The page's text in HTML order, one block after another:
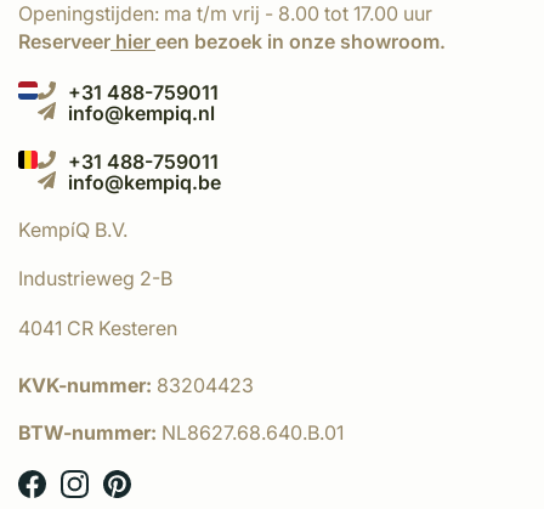
Openingstijden: ma t/m vrij - 8.00 tot 17.00 uur
Reserveer hier een bezoek in onze showroom.
+31 488-759011
info@kempiq.nl
+31 488-759011
info@kempiq.be
KempíQ B.V.
Industrieweg 2-B
4041 CR Kesteren
KVK-nummer: 83204423
BTW-nummer: NL8627.68.640.B.01